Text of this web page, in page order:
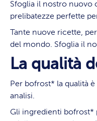
Sfoglia il nostro nuovo
prelibatezze perfette
Tante nuove ricette,
del mondo. Sfoglia il
La qualità
Per bofrost* la qualità
analisi.
Gli ingredienti bofrost*